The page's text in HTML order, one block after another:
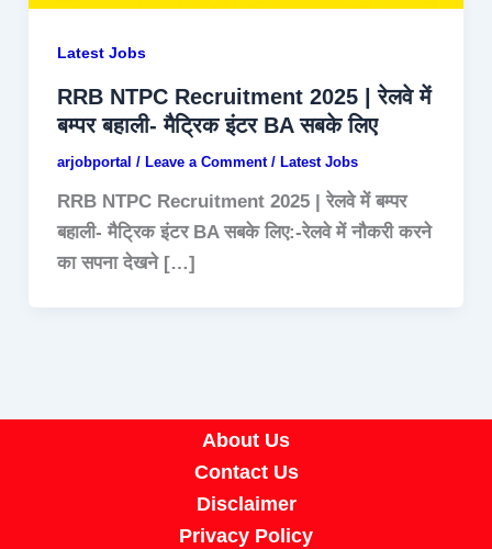
Latest Jobs
RRB NTPC Recruitment 2025 | रेलवे में
बम्पर बहाली- मैट्रिक इंटर BA सबके लिए
arjobportal / Leave a Comment / Latest Jobs
RRB NTPC Recruitment 2025 | रेलवे में बम्पर
बहाली- मैट्रिक इंटर BA सबके लिए:-रेलवे में नौकरी करने
का सपना देखने […]
About Us
Contact Us
Disclaimer
Privacy Policy